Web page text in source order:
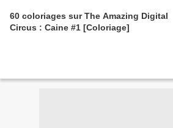
60 coloriages sur The Amazing Digital
Circus : Caine #1 [Coloriage]